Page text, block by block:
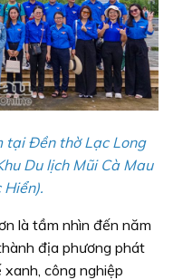
tại Ðền thờ Lạc Long
Du lịch Mũi Cà Mau
Hiển).
là tầm nhìn đến năm
địa phương phát
công nghiệp